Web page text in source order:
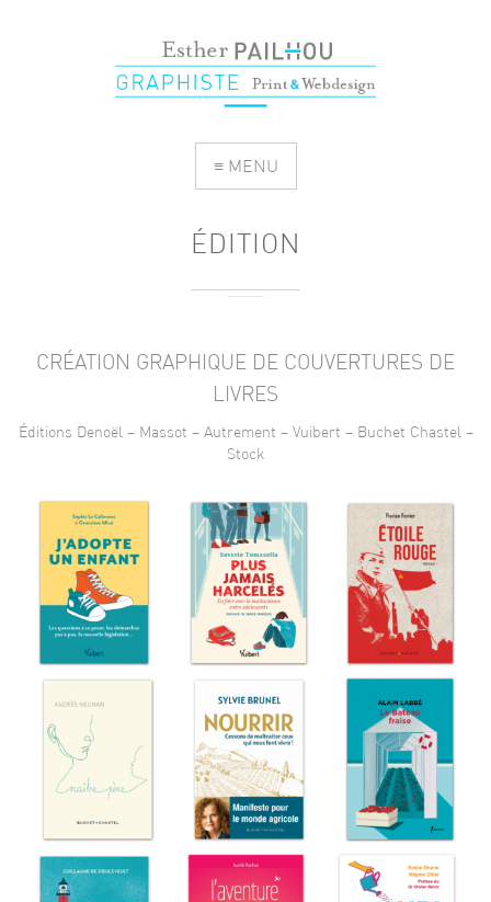
≡ MENU
ÉDITION
CRÉATION GRAPHIQUE DE COUVERTURES DE
LIVRES
Éditions Denoël – Massot – Autrement – Vuibert – Buchet Chastel –
Stock